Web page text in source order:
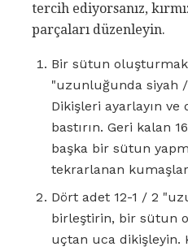
tercih ediyorsanız,
parçaları düzenleyin.
Bir sütun
"uzunluğunda siyah
Dikişleri ayarlayın ve
bastırın. Geri kalan
başka bir sütun
tekrarlanan
Dört adet 12-1 / 2
birleştirin, bir sütun
uçtan uca dikişleyin.